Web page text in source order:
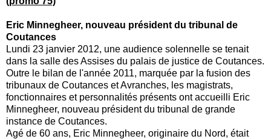
Eric Minnegheer, nouveau président du tribunal de
Coutances
Lundi 23 janvier 2012, une audience solennelle se tenait
dans la salle des Assises du palais de justice de Coutances.
Outre le bilan de l'année 2011, marquée par la fusion des
tribunaux de Coutances et Avranches, les magistrats,
fonctionnaires et personnalités présents ont accueilli Eric
Minnegheer, nouveau président du tribunal de grande
instance de Coutances.
Agé de 60 ans, Eric Minnegheer, originaire du Nord, était